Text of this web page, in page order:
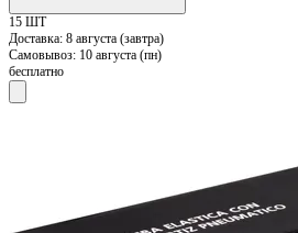
15 ШТ
Доставка: 8 августа (завтра)
Самовывоз: 10 августа (пн)
бесплатно